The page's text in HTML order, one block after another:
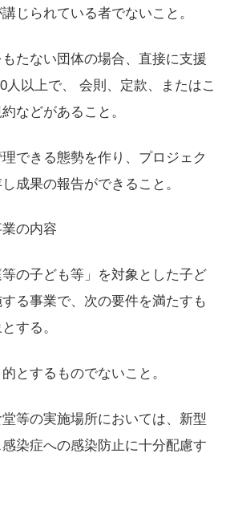
じられている者でないこと。
もたない団体の場合、直接に支援
人以上で、 会則、定款、またはこ
などがあること。
理できる態勢を作り、プロジェク
成果の報告ができること。
の内容
等の子ども等」を対象とした子ど
る事業で、次の要件を満たすも
する。
とするものでないこと。
堂等の実施場所においては、新型
染症への感染防止に十分配慮す